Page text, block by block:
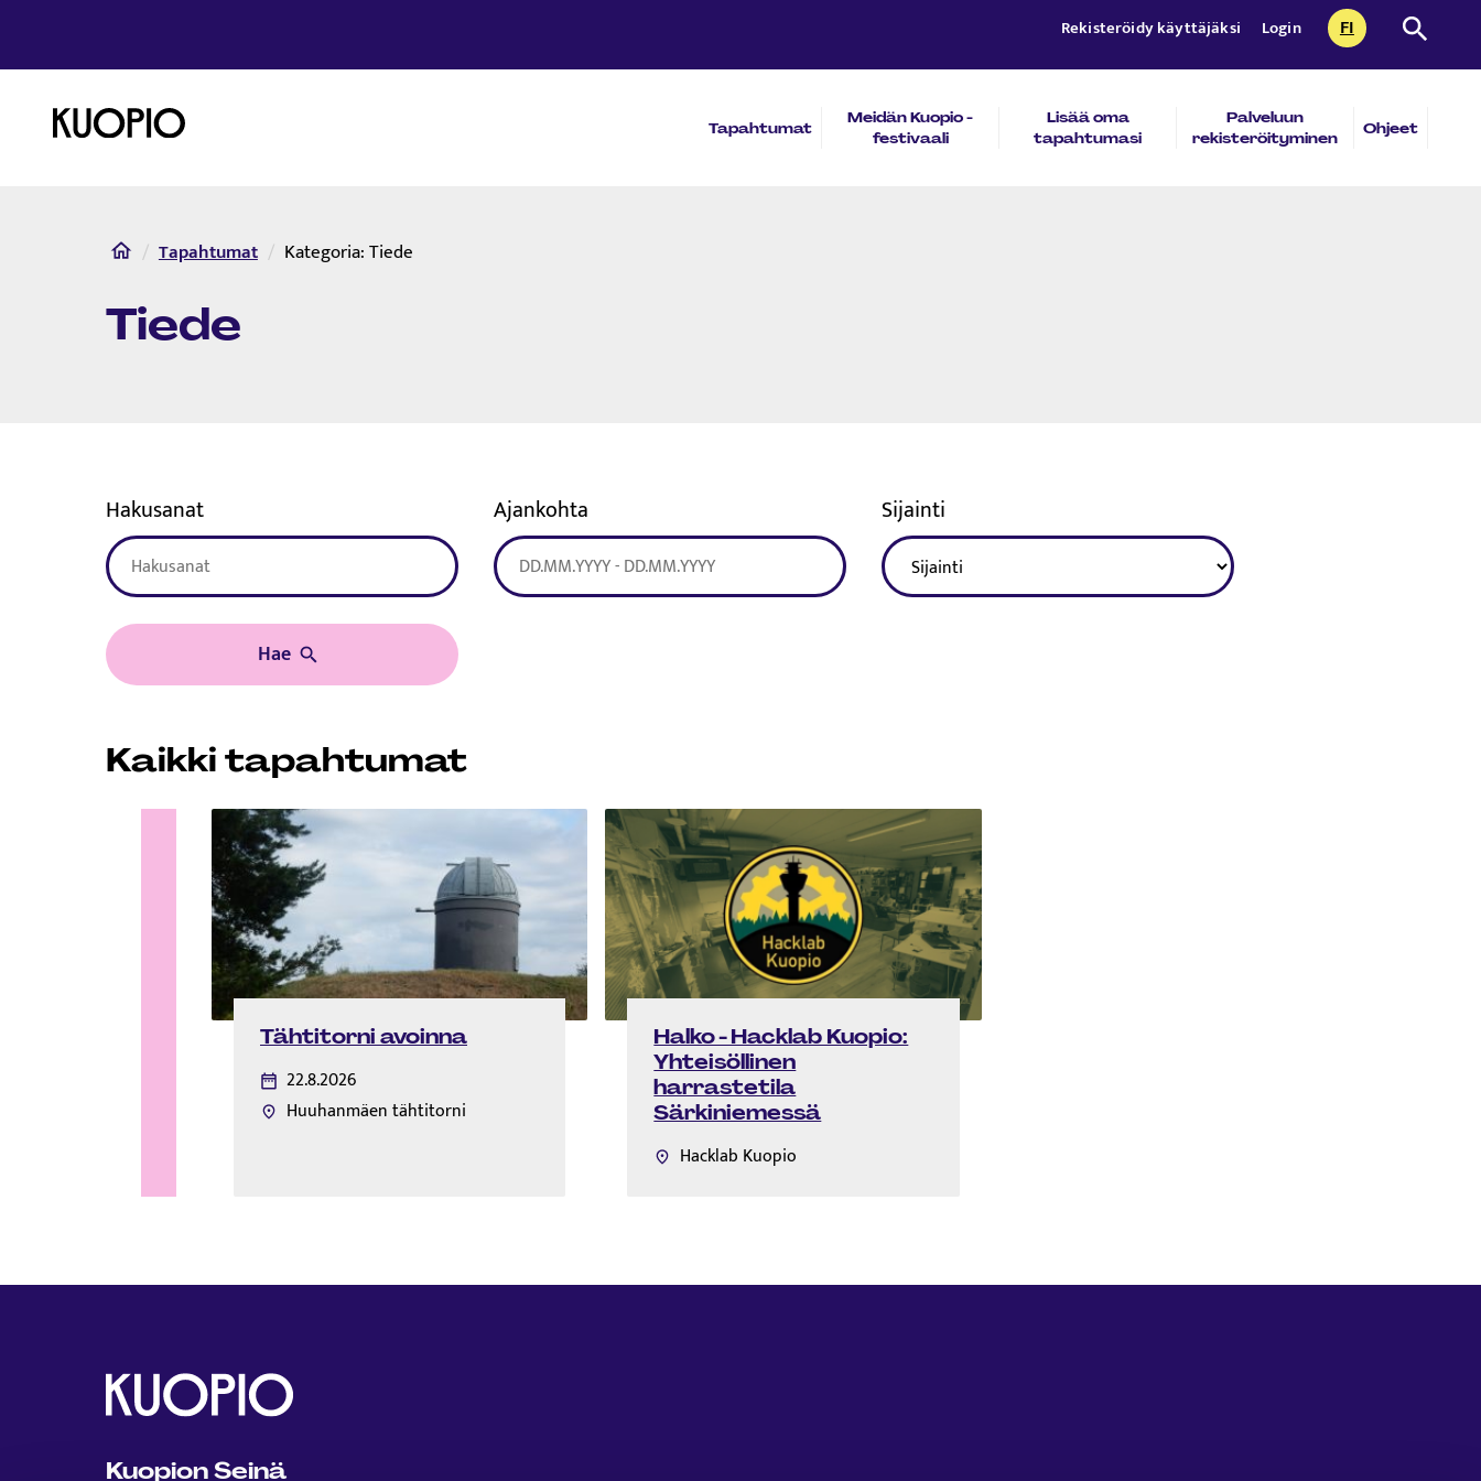
Rekisteröidy käyttäjäksi Login FICURRENTLY
SUOMI Etsi
Etusivulle Tapahtumat
Meidän Kuopio -
festivaali
Lisää oma
tapahtumasi
Palveluun
rekisteröityminen
Ohjeet
Etusivu
Tapahtumat Kategoria:Tiede
Tiede
Hakusanat Ajankohta Sijainti
Hae
Kaikki tapahtumat
Tähtitorni avoinna
22.8.2026
Huuhanmäen tähtitorni
Halko - Hacklab Kuopio:
Yhteisöllinen
harrastetila
Särkiniemessä
Hacklab Kuopio
Kuopion Seinä